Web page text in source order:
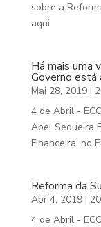
sobre a
aqui
Há mais uma
Governo está
Mai 28, 2019|
4 de Abril -
Abel Sequeira
Financeira, no
Reforma da
Abr 4, 2019|
4 de Abril -